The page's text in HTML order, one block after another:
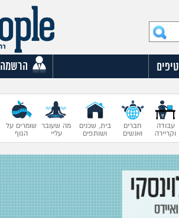
טיפים הרשמה
עבודה
וקריירה
חברים
ואנשים
בית, שכנים
ושותפים
מה שעובר
עליי
שומרים על
הגוף